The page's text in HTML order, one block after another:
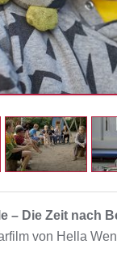
– Die Zeit nach
von Hella